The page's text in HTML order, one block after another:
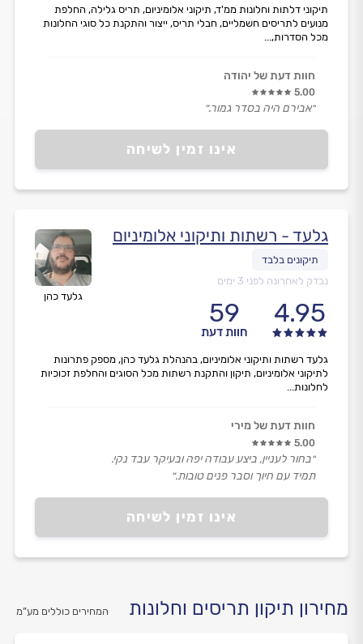
אינו זמין לשיחה
תיקוני דלתות וחלונות ממ'ד, תיקוני אלומיניום, תריס גלילה, החלפת
מנועים לתריסים חשמליים, חבלי תריס, ייצור והתקנת כל סוגי החלונות
מכל הסדרות,...
חוות דעת של יהודה
5.00
״אבירם היה בסדר גמור.״
גלעד כהן
גלעד - רשתות ותיקוני אלומיניום
נבדק לאחרונה לפני 3 ימים
4.95
59
חוות דעת
אינו זמין לשיחה
גלעד רשתות ותיקוני אלומיניום, בהנהלת גלעד כהן, מספק פתרונות
לתיקוני אלומיניום, תיקון והתקנת רשתות מכל הסוגים והחלפת זכוכיות
לחלונות...
חוות דעת של מירי
5.00
״בחור לעניין, ביצע עבודה יפה ובעיקר עבד נקי.
תמיד עם חיוך וסבר פנים טובות.״
מחירון תיקון תריסים וחלונות המחירים כוללים מע”מ